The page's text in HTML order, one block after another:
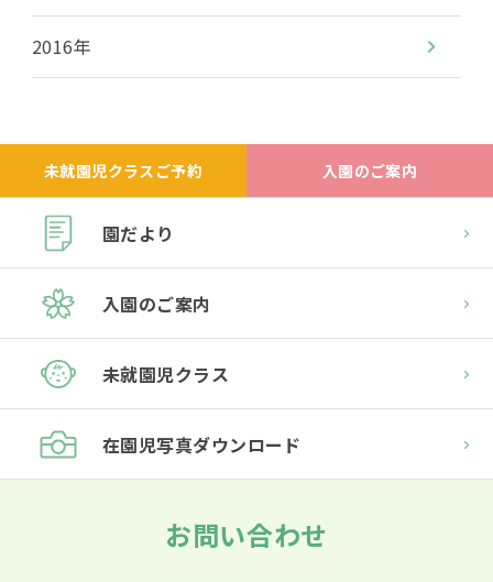
2016年
未就園児クラスご予約 入園のご案内
園だより
入園のご案内
未就園児クラス
在園児写真ダウンロード
お問い合わせ